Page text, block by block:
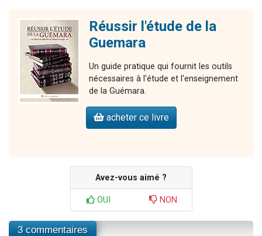
Réussir l'étude de la
Guemara
Un guide pratique qui fournit les outils
nécessaires à l'étude et l'enseignement
de la Guémara.
acheter ce livre
Avez-vous aimé ?
OUI NON
3 commentaires